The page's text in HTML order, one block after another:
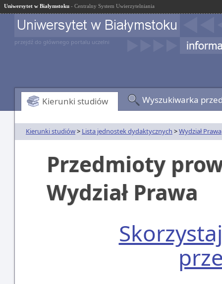
Uniwersytet w Białymstoku - Centralny System Uwierzytelniania
przejdź do głównego portalu uczelni
Kierunki studiów Wyszukiwarka
Kierunki studiów> Lista jednostek dydaktycznych >Wydział Prawa
Przedmioty
Wydział Prawa